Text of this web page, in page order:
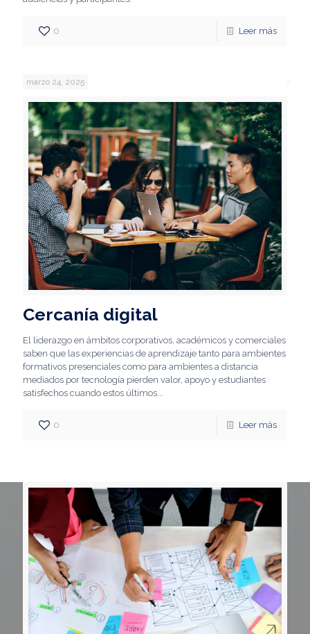
0 Leer más
marzo 24, 2025
Cercanía digital
El liderazgo en ámbitos corporativos, académicos y comerciales
saben que las experiencias de aprendizaje tanto para ambientes
formativos presenciales como para ambientes a distancia
mediados por tecnología pierden valor, apoyo y estudiantes
satisfechos cuando estos últimos...
0 Leer más